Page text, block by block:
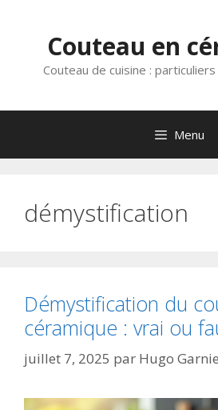
contenuCouteau en
Couteau de cuisine :
Menu
démystification
Démystification du
céramique : vrai ou
juillet 7, 2025 par Hugo